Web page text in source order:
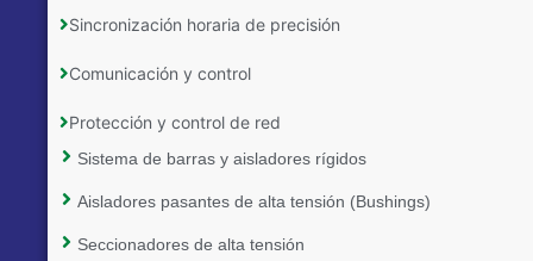
Sincronización horaria de precisión
Comunicación y control
Protección y control de red
Sistema de barras y aisladores rígidos
Aisladores pasantes de alta tensión (Bushings)
Seccionadores de alta tensión